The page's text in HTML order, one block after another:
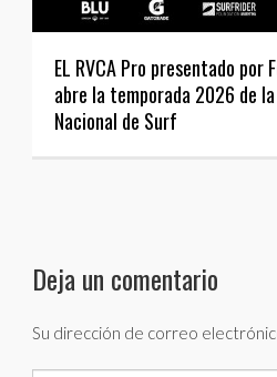
EL RVCA Pro presentado por
abre la temporada 2026 de
Nacional de Surf
Deja un comentario
Su dirección de correo